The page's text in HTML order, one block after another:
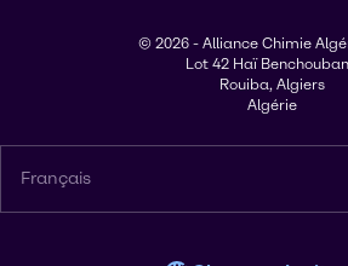
© 2026 - Alliance Chimie
Lot 42 Haï
Rouiba, Algiers
Algérie
Français